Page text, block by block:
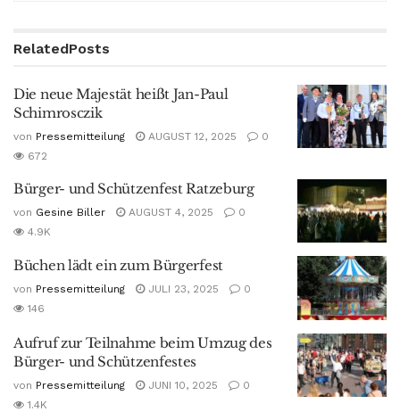
RelatedPosts
Die neue Majestät heißt Jan-Paul
Schimrosczik
von Pressemitteilung AUGUST 12, 2025
0
672
Bürger- und Schützenfest Ratzeburg
von Gesine Biller AUGUST 4, 2025
0
4.9K
Büchen lädt ein zum Bürgerfest
von Pressemitteilung JULI 23, 2025
0
146
Aufruf zur Teilnahme beim Umzug des
Bürger- und Schützenfestes
von Pressemitteilung JUNI 10, 2025
0
1.4K